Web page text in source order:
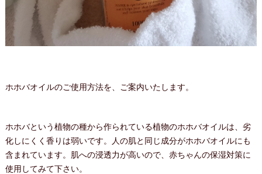
ホホバオイルのご使用方法を、ご案内いたします。
ホホバという植物の種から作られている植物のホホバオイルは、劣
化しにくく香りは弱いです。人の肌と同じ成分がホホバオイルにも
含まれています。肌への浸透力が高いので、赤ちゃんの保湿対策に
使用してみて下さい。